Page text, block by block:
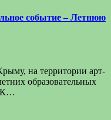
событие – Летнюю
на территории арт-
образовательных
К…